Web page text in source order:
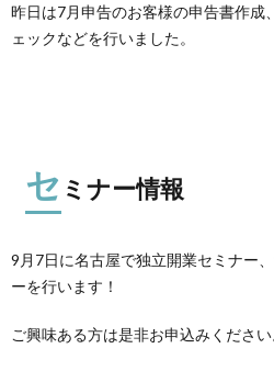
昨日は7月申告のお客様の申告書作成
ェックなどを行いました。
セ ミナー情報
9月7日に名古屋で独立開業セミナー
ーを行います！
ご興味ある方は是非お申込みください